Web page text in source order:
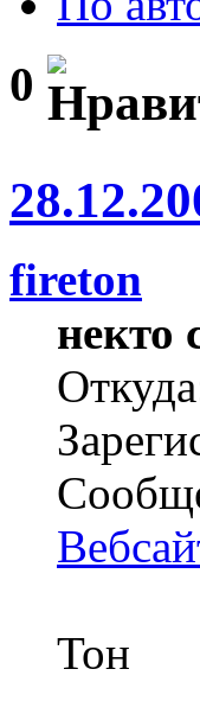
0
fireton
некто
Тон